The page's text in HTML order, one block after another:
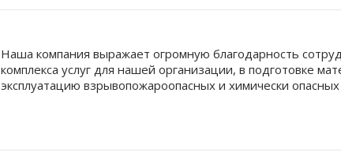
Наша компания выражает огромную благодарность
комплекса услуг для нашей организации, в подготовке
эксплуатацию взрывопожароопасных и химически